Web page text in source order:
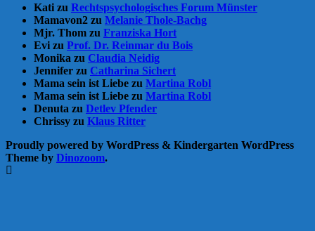
Kati zu Rechtspsychologisches Forum Münster
Mamavon2 zu Melanie Thole-Bachg
Mjr. Thom zu Franziska Hort
Evi zu Prof. Dr. Reinmar du Bois
Monika zu Claudia Neidig
Jennifer zu Catharina Sichert
Mama sein ist Liebe zu Martina Robl
Mama sein ist Liebe zu Martina Robl
Denuta zu Detlev Pfender
Chrissy zu Klaus Ritter
Proudly powered by WordPress & Kindergarten WordPress
Theme by Dinozoom.